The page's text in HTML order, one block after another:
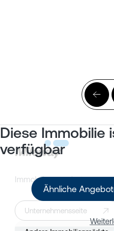
Diese Immobilie
verfügbar
Ähnliche
Immobilienangebote
Unternehmensseite